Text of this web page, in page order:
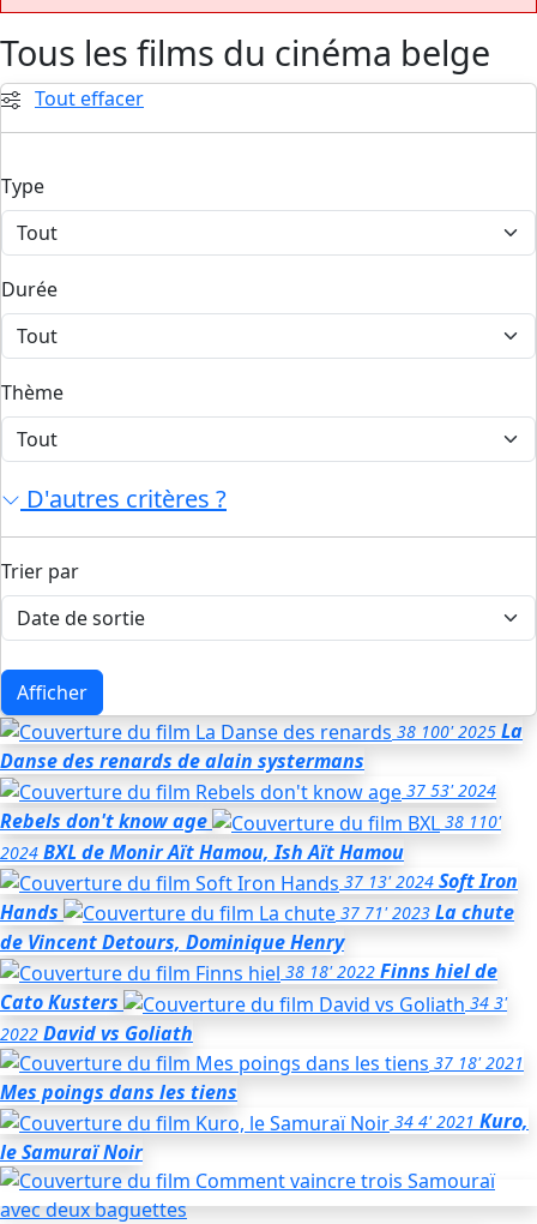
Tous les films du cinéma belge
Tout effacer
Type
Durée
Thème
D'autres critères ?
Trier par
Afficher
38 100' 2025 La
Danse des renards de alain systermans
37 53' 2024
Rebels don't know age 38 110'
2024 BXLde Monir Aït Hamou, Ish Aït Hamou
37 13' 2024 Soft Iron
Hands
37 71' 2023 La chute
de Vincent Detours, Dominique Henry
38 18' 2022 Finns hielde
Cato Kusters
34 3'
2022 David vs Goliath
37 18' 2021
Mes poings dans les tiens
34 4' 2021 Kuro,
le Samuraï Noir